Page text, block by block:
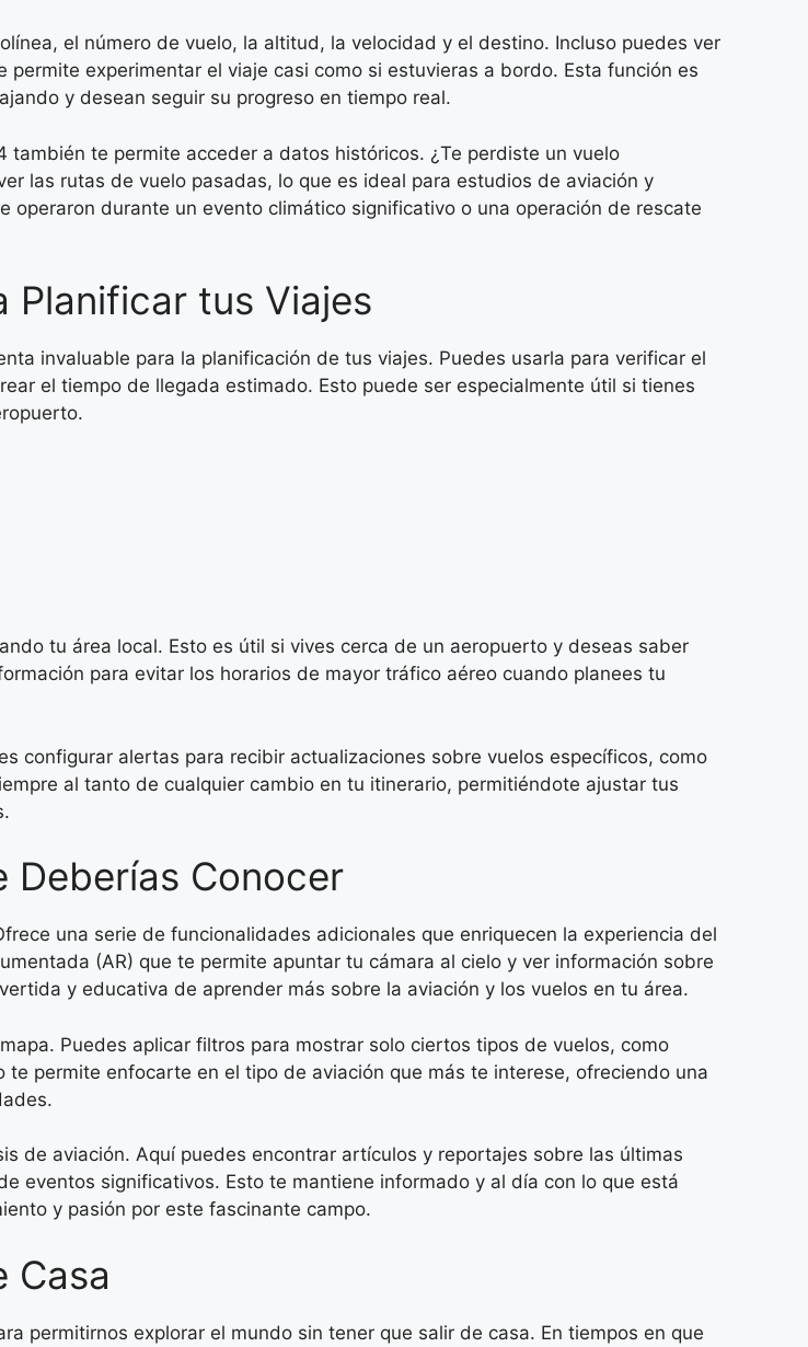
el número de vuelo, la altitud, la velocidad y el destino. Incluso puedes ver
experimentar el viaje casi como si estuvieras a bordo. Esta función es
y desean seguir su progreso en tiempo real.
te permite acceder a datos históricos. ¿Te perdiste un vuelo
las rutas de vuelo pasadas, lo que es ideal para estudios de aviación y
operaron durante un evento climático significativo o una operación de rescate
Planificar tus Viajes
invaluable para la planificación de tus viajes. Puedes usarla para verificar el
el tiempo de llegada estimado. Esto puede ser especialmente útil si tienes
tu área local. Esto es útil si vives cerca de un aeropuerto y deseas saber
para evitar los horarios de mayor tráfico aéreo cuando planees tu
configurar alertas para recibir actualizaciones sobre vuelos específicos, como
al tanto de cualquier cambio en tu itinerario, permitiéndote ajustar tus
Deberías Conocer
una serie de funcionalidades adicionales que enriquecen la experiencia del
(AR) que te permite apuntar tu cámara al cielo y ver información sobre
y educativa de aprender más sobre la aviación y los vuelos en tu área.
Puedes aplicar filtros para mostrar solo ciertos tipos de vuelos, como
permite enfocarte en el tipo de aviación que más te interese, ofreciendo una
de aviación. Aquí puedes encontrar artículos y reportajes sobre las últimas
eventos significativos. Esto te mantiene informado y al día con lo que está
y pasión por este fascinante campo.
Casa
permitirnos explorar el mundo sin tener que salir de casa. En tiempos en que